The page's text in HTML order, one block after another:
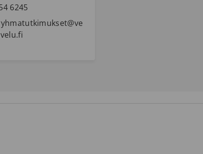
6245